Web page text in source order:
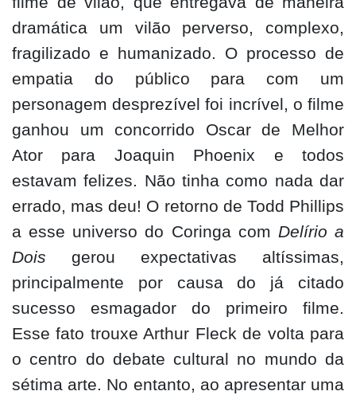
dramática um vilão perverso, complexo,
fragilizado e humanizado. O processo de
empatia do público para com um
personagem desprezível foi incrível, o filme
ganhou um concorrido Oscar de Melhor
Ator para Joaquin Phoenix e todos
estavam felizes. Não tinha como nada dar
errado, mas deu! O retorno de Todd Phillips
a esse universo do Coringa com Delírio a
Dois gerou expectativas altíssimas,
principalmente por causa do já citado
sucesso esmagador do primeiro filme.
Esse fato trouxe Arthur Fleck de volta para
o centro do debate cultural no mundo da
sétima arte. No entanto, ao apresentar uma